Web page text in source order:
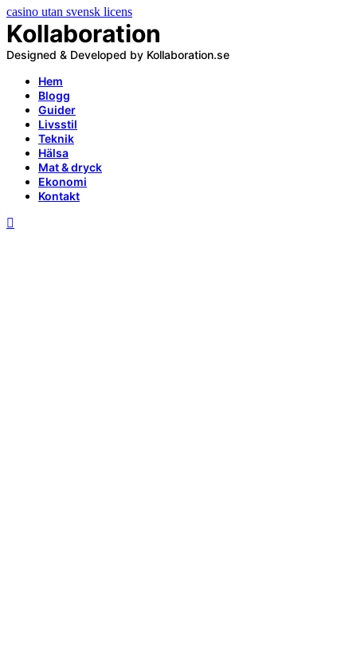
casino utan svensk licens
Kollaboration
Designed & Developed by Kollaboration.se
Hem
Blogg
Guider
Livsstil
Teknik
Hälsa
Mat & dryck
Ekonomi
Kontakt